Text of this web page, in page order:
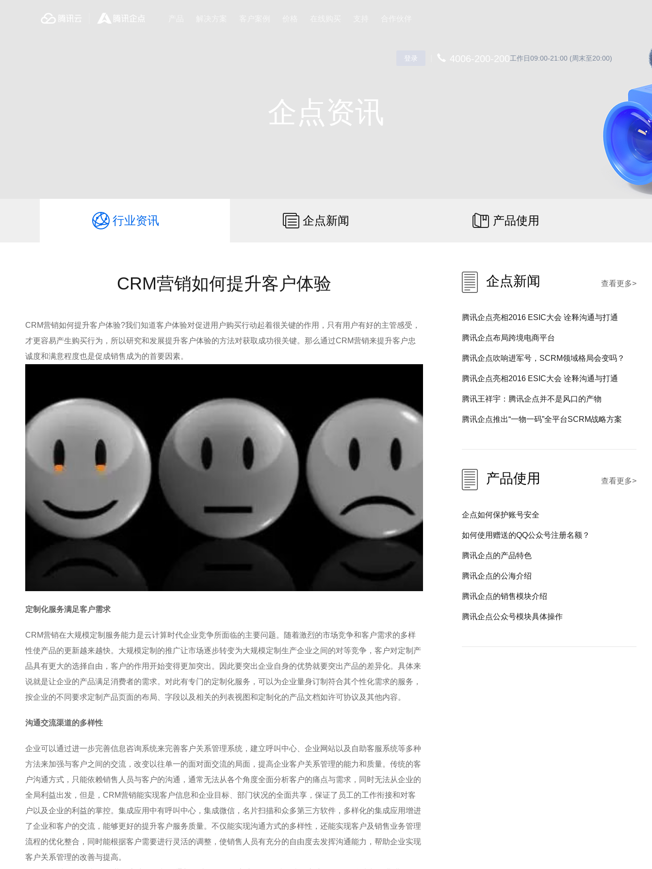
登录 4006-200-200工作日09:00-21:00 (周末至20:00)
企点资讯
行业资讯 企点新闻 产品使用
CRM营销如何提升客户体验
CRM营销如何提升客户体验?我们知道客户体验对促进用户购买行动起着很关键的作用，只有用户有好的主管感受，
才更容易产生购买行为，所以研究和发展提升客户体验的方法对获取成功很关键。那么通过CRM营销来提升客户忠
诚度和满意程度也是促成销售成为的首要因素。
定制化服务满足客户需求
CRM营销在大规模定制服务能力是云计算时代企业竞争所面临的主要问题。随着激烈的市场竞争和客户需求的多样
性使产品的更新越来越快。大规模定制的推广让市场逐步转变为大规模定制生产企业之间的对等竞争，客户对定制产
品具有更大的选择自由，客户的作用开始变得更加突出。因此要突出企业自身的优势就要突出产品的差异化。具体来
说就是让企业的产品满足消费者的需求。对此有专门的定制化服务，可以为企业量身订制符合其个性化需求的服务，
按企业的不同要求定制产品页面的布局、字段以及相关的列表视图和定制化的产品文档如许可协议及其他内容。
沟通交流渠道的多样性
企业可以通过进一步完善信息咨询系统来完善客户关系管理系统，建立呼叫中心、企业网站以及自助客服系统等多种
方法来加强与客户之间的交流，改变以往单一的面对面交流的局面，提高企业客户关系管理的能力和质量。传统的客
户沟通方式，只能依赖销售人员与客户的沟通，通常无法从各个角度全面分析客户的痛点与需求，同时无法从企业的
全局利益出发，但是，CRM营销能实现客户信息和企业目标、部门状况的全面共享，保证了员工的工作衔接和对客
户以及企业的利益的掌控。集成应用中有呼叫中心，集成微信，名片扫描和众多第三方软件，多样化的集成应用增进
了企业和客户的交流，能够更好的提升客户服务质量。不仅能实现沟通方式的多样性，还能实现客户及销售业务管理
流程的优化整合，同时能根据客户需要进行灵活的调整，使销售人员有充分的自由度去发挥沟通能力，帮助企业实现
客户关系管理的改善与提高。
企点新闻 查看更多>
腾讯企点亮相2016 ESIC大会 诠释沟通与打通
腾讯企点布局跨境电商平台
腾讯企点吹响进军号，SCRM领域格局会变吗？
腾讯企点亮相2016 ESIC大会 诠释沟通与打通
腾讯王祥宇：腾讯企点并不是风口的产物
腾讯企点推出“一物一码”全平台SCRM战略方案
产品使用 查看更多>
企点如何保护账号安全
如何使用赠送的QQ公众号注册名额？
腾讯企点的产品特色
腾讯企点的公海介绍
腾讯企点的销售模块介绍
腾讯企点公众号模块具体操作